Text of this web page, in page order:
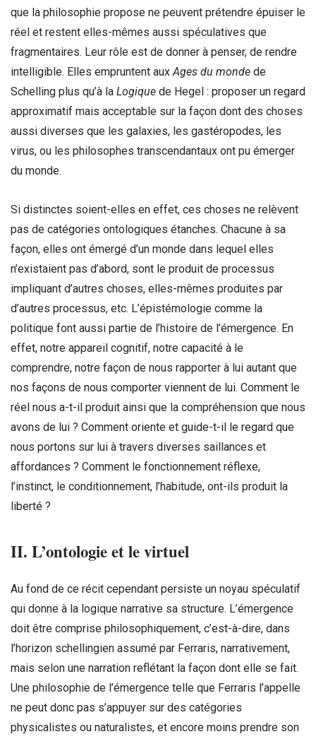
que la philosophie propose ne peuvent prétendre épuiser le
réel et restent elles-mêmes aussi spéculatives que
fragmentaires. Leur rôle est de donner à penser, de rendre
intelligible. Elles empruntent aux Ages du monde de
Schelling plus qu’à la Logique de Hegel : proposer un regard
approximatif mais acceptable sur la façon dont des choses
aussi diverses que les galaxies, les gastéropodes, les
virus, ou les philosophes transcendantaux ont pu émerger
du monde.
Si distinctes soient-elles en effet, ces choses ne relèvent
pas de catégories ontologiques étanches. Chacune à sa
façon, elles ont émergé d’un monde dans lequel elles
n’existaient pas d’abord, sont le produit de processus
impliquant d’autres choses, elles-mêmes produites par
d’autres processus, etc. L’épistémologie comme la
politique font aussi partie de l’histoire de l’émergence. En
effet, notre appareil cognitif, notre capacité à le
comprendre, notre façon de nous rapporter à lui autant que
nos façons de nous comporter viennent de lui. Comment le
réel nous a-t-il produit ainsi que la compréhension que nous
avons de lui ? Comment oriente et guide-t-il le regard que
nous portons sur lui à travers diverses saillances et
affordances ? Comment le fonctionnement réflexe,
l’instinct, le conditionnement, l’habitude, ont-ils produit la
liberté ?
II. L’ontologie et le virtuel
Au fond de ce récit cependant persiste un noyau spéculatif
qui donne à la logique narrative sa structure. L’émergence
doit être comprise philosophiquement, c’est-à-dire, dans
l’horizon schellingien assumé par Ferraris, narrativement,
mais selon une narration reflétant la façon dont elle se fait.
Une philosophie de l’émergence telle que Ferraris l’appelle
ne peut donc pas s’appuyer sur des catégories
physicalistes ou naturalistes, et encore moins prendre son